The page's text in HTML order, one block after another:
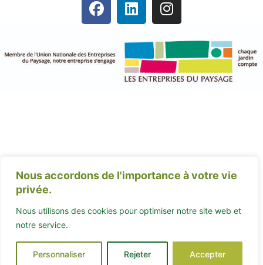
Nous accordons de l'importance à votre vie
privée.
Nous utilisons des cookies pour optimiser notre site web et
notre service.
Personnaliser Rejeter Accepter